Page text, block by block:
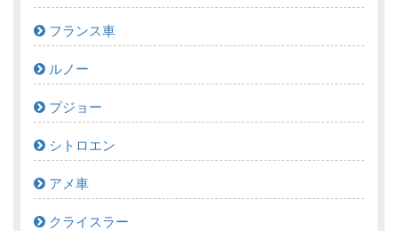
フランス車
ルノー
プジョー
シトロエン
アメ車
クライスラー